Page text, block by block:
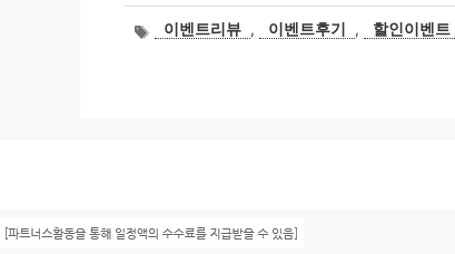
태이벤트리뷰 , 이벤트후기 , 할인이벤트